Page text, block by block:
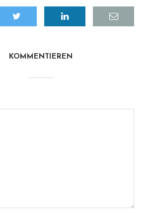
KOMMENTIEREN